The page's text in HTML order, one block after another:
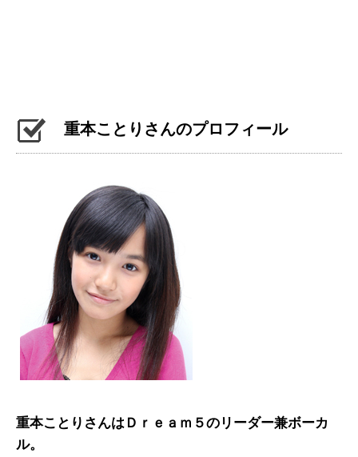
重本ことりさんのプロフィール
重本ことりさんはＤｒｅａｍ５のリーダー兼ボーカ
ル。